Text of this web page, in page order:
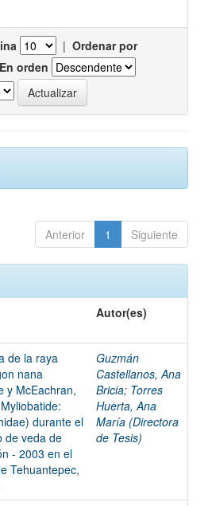
| Ordenar por
En orden
Anterior 1 Siguiente
Autor(es)
de la raya
nana
y McEachran,
durante el
de veda de
- 2003 en el
Tehuantepec,
Guzmán
Castellanos, Ana
Bricia; Torres
Huerta, Ana
María (Directora
de Tesis)